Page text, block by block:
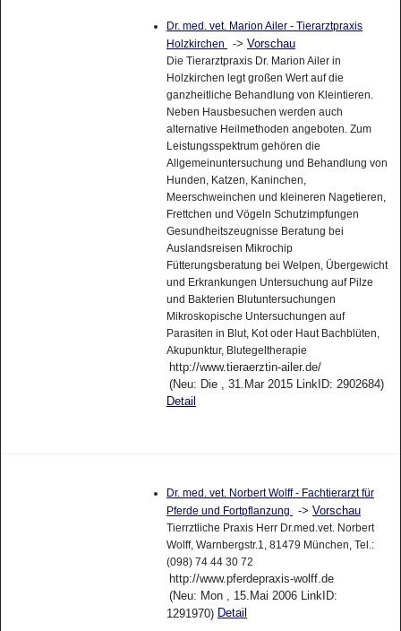
Dr. med. vet. Marion Ailer - Tierarztpraxis
Holzkirchen
-> Vorschau
Die Tierarztpraxis Dr. Marion Ailer in
Holzkirchen legt großen Wert auf die
ganzheitliche Behandlung von Kleintieren.
Neben Hausbesuchen werden auch
alternative Heilmethoden angeboten. Zum
Leistungsspektrum gehören die
Allgemeinuntersuchung und Behandlung von
Hunden, Katzen, Kaninchen,
Meerschweinchen und kleineren Nagetieren,
Frettchen und Vögeln Schutzimpfungen
Gesundheitszeugnisse Beratung bei
Auslandsreisen Mikrochip
Fütterungsberatung bei Welpen, Übergewicht
und Erkrankungen Untersuchung auf Pilze
und Bakterien Blutuntersuchungen
Mikroskopische Untersuchungen auf
Parasiten in Blut, Kot oder Haut Bachblüten,
Akupunktur, Blutegeltherapie
http://www.tieraerztin-ailer.de/
(Neu: Die , 31.Mar 2015 LinkID: 2902684)
Detail
Dr. med. vet. Norbert Wolff - Fachtierarzt für
Pferde und Fortpflanzung
-> Vorschau
Tierrztliche Praxis Herr Dr.med.vet. Norbert
Wolff, Warnbergstr.1, 81479 München, Tel.:
(098) 74 44 30 72
http://www.pferdepraxis-wolff.de
(Neu: Mon , 15.Mai 2006 LinkID:
1291970) Detail